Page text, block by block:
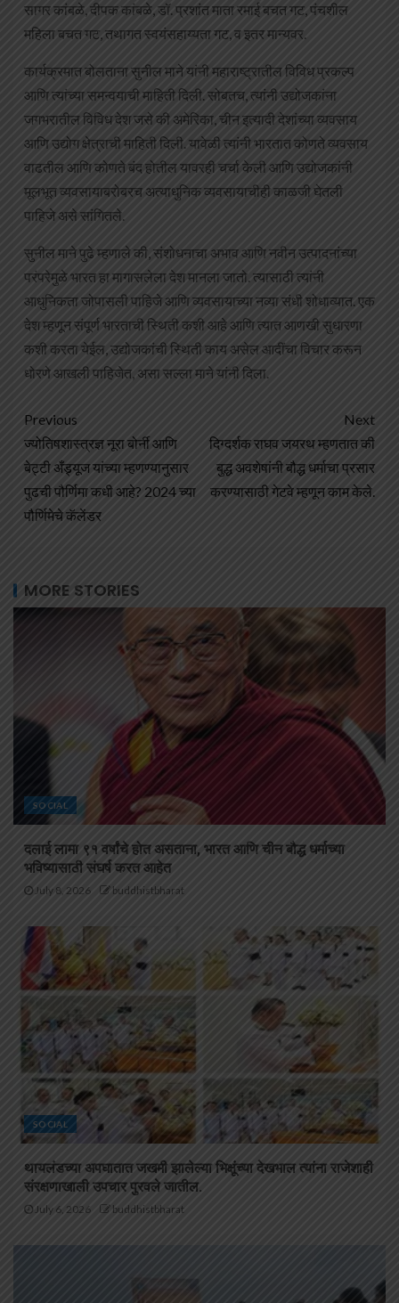
सागर कांबळे, दीपक कांबळे, डॉ. प्रशांत माता रमाई बचत गट, पंचशील
महिला बचत गट, तथागत स्वयंसहाय्यता गट, व इतर मान्यवर.
कार्यक्रमात बोलताना सुनील माने यांनी महाराष्ट्रातील विविध प्रकल्प
आणि त्यांच्या समन्वयाची माहिती दिली. सोबतच, त्यांनी उद्योजकांना
जगभरातील विविध देश जसे की अमेरिका, चीन इत्यादी देशांच्या व्यवसाय
आणि उद्योग क्षेत्राची माहिती दिली. यावेळी त्यांनी भारतात कोणते व्यवसाय
वाढतील आणि कोणते बंद होतील यावरही चर्चा केली आणि उद्योजकांनी
मूलभूत व्यवसायाबरोबरच अत्याधुनिक व्यवसायाचीही काळजी घेतली
पाहिजे असे सांगितले.
सुनील माने पुढे म्हणाले की, संशोधनाचा अभाव आणि नवीन उत्पादनांच्या
परंपरेमुळे भारत हा मागासलेला देश मानला जातो. त्यासाठी त्यांनी
आधुनिकता जोपासली पाहिजे आणि व्यवसायाच्या नव्या संधी शोधाव्यात. एक
देश म्हणून संपूर्ण भारताची स्थिती कशी आहे आणि त्यात आणखी सुधारणा
कशी करता येईल, उद्योजकांची स्थिती काय असेल आदींचा विचार करून
धोरणे आखली पाहिजेत, असा सल्ला माने यांनी दिला.
Previous
ज्योतिषशास्त्रज्ञ नूरा बोर्नी आणि
बेट्टी अँड्र्यूज यांच्या म्हणण्यानुसार
पुढची पौर्णिमा कधी आहे? 2024 च्या
पौर्णिमेचे कॅलेंडर
Next
दिग्दर्शक राघव जयरथ म्हणतात की
बुद्ध अवशेषांनी बौद्ध धर्माचा प्रसार
करण्यासाठी गेटवे म्हणून काम केले.
MORE STORIES
SOCIAL
दलाई लामा ९१ वर्षांचे होत असताना, भारत आणि चीन बौद्ध धर्माच्या
भविष्यासाठी संघर्ष करत आहेत
July 8, 2026 buddhistbharat
SOCIAL
थायलंडच्या अपघातात जखमी झालेल्या भिक्षूंच्या देखभाल त्यांना राजेशाही
संरक्षणाखाली उपचार पुरवले जातील.
July 6, 2026 buddhistbharat